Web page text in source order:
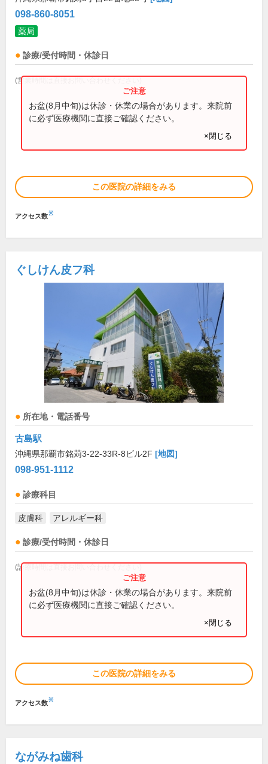
098-860-8051
薬局
診療/受付時間・休診日
(営業時間は直接お問い合わせください)
お盆(8月中旬)は休診・休業の場合があります。来院前
に必ず医療機関に直接ご確認ください。
×閉じる
この医院の詳細をみる
アクセス数※
ぐしけん皮フ科
所在地・電話番号
古島駅
沖縄県那覇市銘苅3-22-33R-8ビル2F [地図]
098-951-1112
診療科目
皮膚科 アレルギー科
診療/受付時間・休診日
(診療時間は直接お問い合わせください)
お盆(8月中旬)は休診・休業の場合があります。来院前
に必ず医療機関に直接ご確認ください。
×閉じる
この医院の詳細をみる
アクセス数※
ながみね歯科